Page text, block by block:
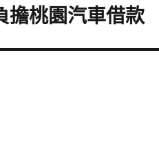
擔桃園汽車借款